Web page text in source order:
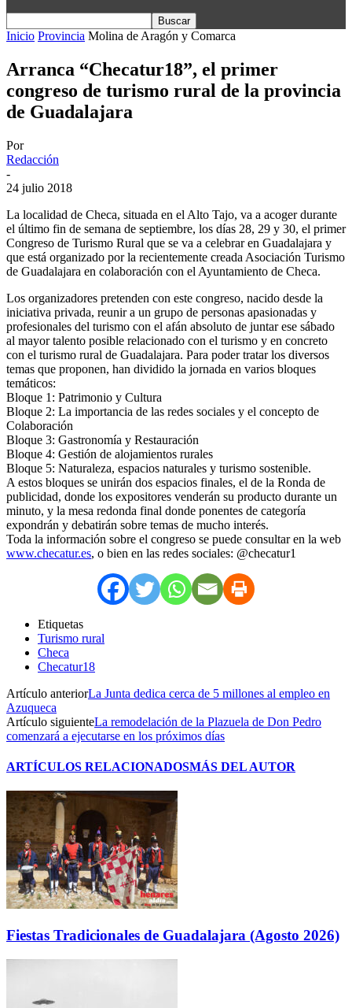
Inicio Provincia Molina de Aragón y Comarca
Arranca “Checatur18”, el primer
congreso de turismo rural de la provincia
de Guadalajara
Por
Redacción
-
24 julio 2018
La localidad de Checa, situada en el Alto Tajo, va a acoger durante
el último fin de semana de septiembre, los días 28, 29 y 30, el primer
Congreso de Turismo Rural que se va a celebrar en Guadalajara y
que está organizado por la recientemente creada Asociación Turismo
de Guadalajara en colaboración con el Ayuntamiento de Checa.
Los organizadores pretenden con este congreso, nacido desde la
iniciativa privada, reunir a un grupo de personas apasionadas y
profesionales del turismo con el afán absoluto de juntar ese sábado
al mayor talento posible relacionado con el turismo y en concreto
con el turismo rural de Guadalajara. Para poder tratar los diversos
temas que proponen, han dividido la jornada en varios bloques
temáticos:
Bloque 1: Patrimonio y Cultura
Bloque 2: La importancia de las redes sociales y el concepto de
Colaboración
Bloque 3: Gastronomía y Restauración
Bloque 4: Gestión de alojamientos rurales
Bloque 5: Naturaleza, espacios naturales y turismo sostenible.
A estos bloques se unirán dos espacios finales, el de la Ronda de
publicidad, donde los expositores venderán su producto durante un
minuto, y la mesa redonda final donde ponentes de categoría
expondrán y debatirán sobre temas de mucho interés.
Toda la información sobre el congreso se puede consultar en la web
www.checatur.es, o bien en las redes sociales: @checatur1
Etiquetas
Turismo rural
Checa
Checatur18
Artículo anteriorLa Junta dedica cerca de 5 millones al empleo en
Azuqueca
Artículo siguienteLa remodelación de la Plazuela de Don Pedro
comenzará a ejecutarse en los próximos días
ARTÍCULOS RELACIONADOSMÁS DEL AUTOR
Fiestas Tradicionales de Guadalajara (Agosto 2026)